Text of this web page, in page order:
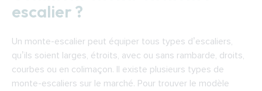
escalier ?
Un monte-escalier peut équiper tous types d’escaliers,
qu’ils soient larges, étroits, avec ou sans rambarde, droits,
courbes ou en colimaçon. Il existe plusieurs types de
monte-escaliers sur le marché. Pour trouver le modèle